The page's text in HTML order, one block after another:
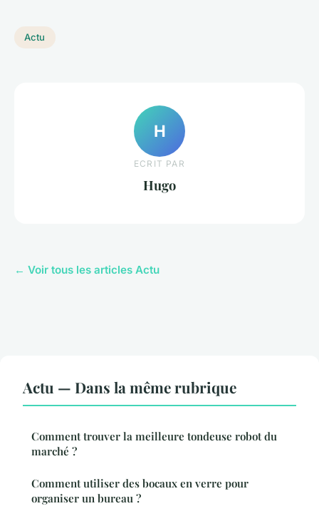
Actu
H
ECRIT PAR
Hugo
← Voir tous les articles Actu
Actu — Dans la même rubrique
Comment trouver la meilleure tondeuse robot du
marché ?
Comment utiliser des bocaux en verre pour
organiser un bureau ?